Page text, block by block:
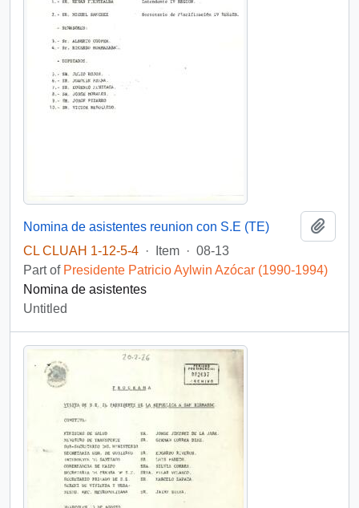
Nomina de asistentes reunion con S.E (TE)
CL CLUAH 1-12-5-4 · Item · 08-13
Part of Presidente Patricio Aylwin Azócar (1990-1994)
Nomina de asistentes
Untitled